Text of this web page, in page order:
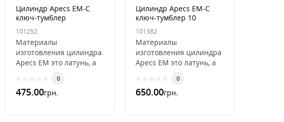
Цилиндр Apecs EM-C
ключ-тумблер
101252
Материалы
изготовления цилиндра
Apecs ЕМ это латунь, а
стальные пины от
высверливания.Это
0
475.00грн.
Цилиндр Apecs EM-C
ключ-тумблер 10
ключей
101382
Материалы
изготовления цилиндра
Apecs ЕМ это латунь, а
стальные пины от
высверливания.Это
0
650.00грн.